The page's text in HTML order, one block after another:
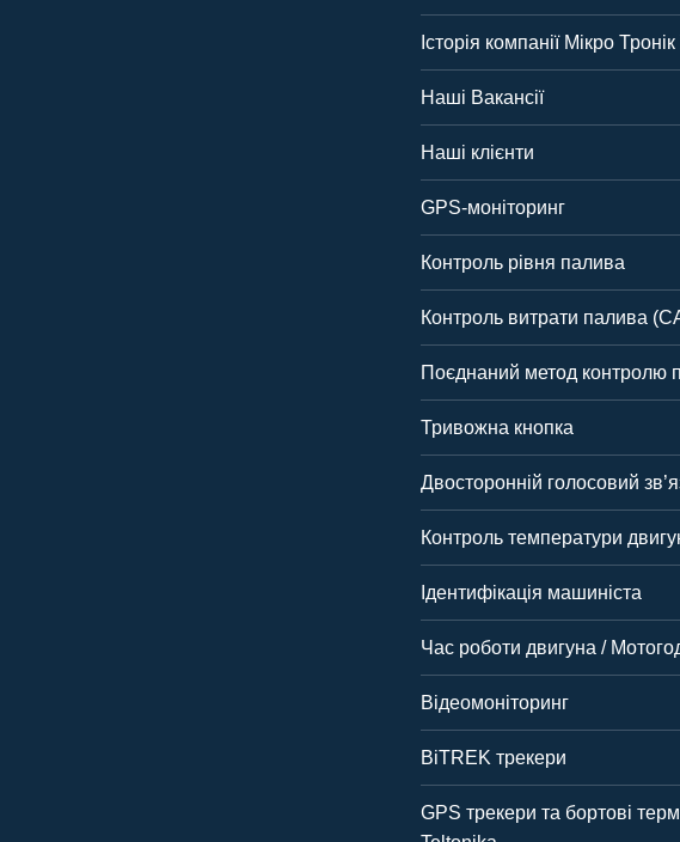
Історія компанії Мікро
Наші Вакансії
Наші клієнти
GPS-моніторинг
Контроль рівня палива
Контроль витрати палива
Поєднаний метод контролю
Тривожна кнопка
Двосторонній голосовий
Контроль температури
Ідентифікація машиніста
Час роботи двигуна /
Відеомоніторинг
BiTREK трекери
GPS трекери та бортові